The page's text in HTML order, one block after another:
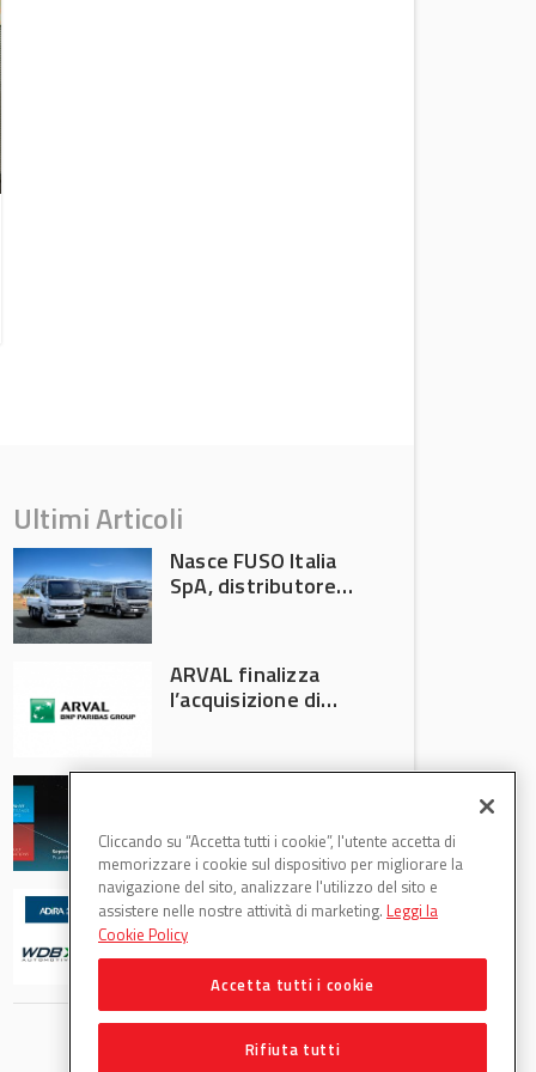
Ultimi Articoli
Nasce FUSO Italia
SpA, distributore
ARVAL finalizza
l’acquisizione di
Francoforte 2026
WDB Automotive
(Axitecnica) e Di.Pa.
Sport entrano in
ADIRA
Cliccando su “Accetta tutti i cookie”, l'utente accetta di
memorizzare i cookie sul dispositivo per migliorare la
navigazione del sito, analizzare l'utilizzo del sito e
assistere nelle nostre attività di marketing. Leggi la
Cookie Policy
Accetta tutti i cookie
Rifiuta tutti